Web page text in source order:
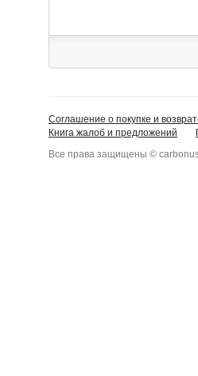
Соглашение о покупке и
Книга жалоб и предложений
Все права защищены ©